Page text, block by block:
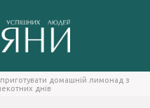
домашній лимонад з
днів